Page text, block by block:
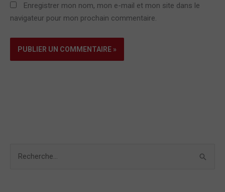
Enregistrer mon nom, mon e-mail et mon site dans le
navigateur pour mon prochain commentaire.